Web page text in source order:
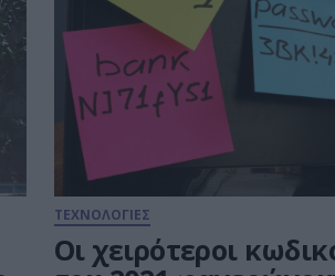
ΤΕΧΝΟΛΟΓΙΕΣ
Οι χειρότεροι